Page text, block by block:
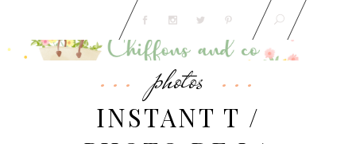
photos
INSTANT T /